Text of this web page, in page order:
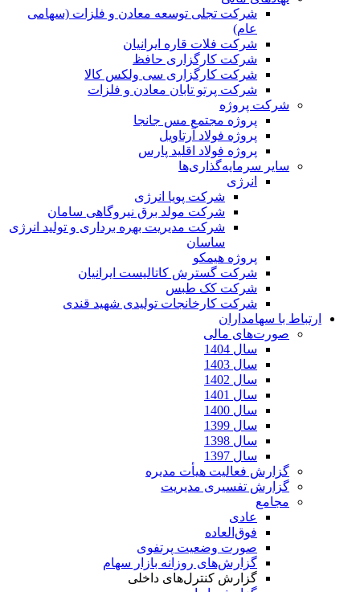
شرکت تجلی توسعه معادن و فلزات (سهامی
عام)
شرکت فلات قاره ایرانیان
شرکت کارگزاری حافظ
شرکت کارگزاری سی ولکس کالا
شرکت پرتو تابان معادن و فلزات
شرکت پروژه
پروژه مجتمع مس جانجا
پروژه فولاد آرتاویل
پروژه فولاد اقلید پارس
سایر سرمایه‌گذاری‌ها
انرژی
شرکت پویا انرژی
شرکت مولد برق نیروگاهی سامان
شرکت مدیریت بهره برداری و تولید انرژی
ساسان
پروژه هیمکو
شرکت گسترش کاتالیست ایرانیان
شرکت کک طبس
شرکت کارخانجات تولیدی شهید قندی
ارتباط با سهامداران
صورت‌های مالی
سال 1404
سال 1403
سال 1402
سال 1401
سال 1400
سال 1399
سال 1398
سال 1397
گزارش فعالیت هیأت مدیره
گزارش تفسیری مدیریت
مجامع
عادی
فوق‌العاده
صورت وضعیت پرتفوی
گزارش‌های روزانه بازار سهام
گزارش کنترل‌های داخلی